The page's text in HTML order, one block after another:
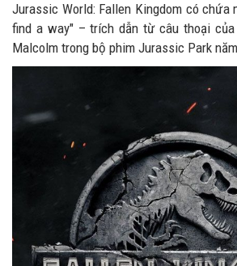
Jurassic World: Fallen Kingdom có
find a way" – trích dẫn từ câu thoại
Malcolm trong bộ phim Jurassic Park